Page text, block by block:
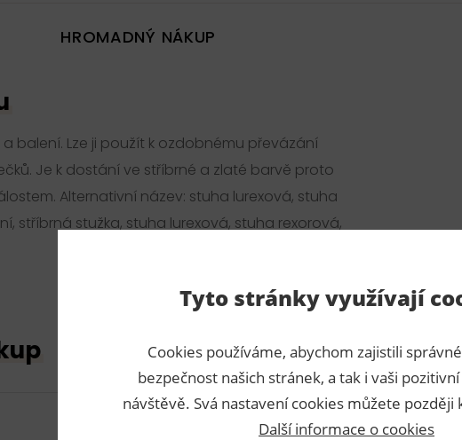
HROMADNÝ NÁKUP
balení. Lze ji použít k ozdobnému převázání
Je k dostání ve stříbrné a zlaté barvě proto
Alternativní název: stuha lurexová, stuha
stříbrná stužka, stuha lurexová, stuha rexorová,
1,32 Kč s DPH / m
Tyto stránky využívají
Cookies používáme, abychom zajistili
bezpečnost našich stránek, a tak i vaši
návštěvě. Svá nastavení cookies můžete
Další informace o cookies